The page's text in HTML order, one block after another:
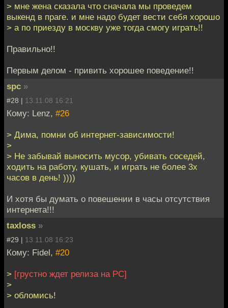
> мне жена сказала что сначала мы проведем
выкенд в праге. и мне надо будет вести себя хорошо
> а по приезду в москву уже тогда смогу играть!!
Правильно!!
Первым делом - привить хорошее поведение!!
spc »
#28 | 13.11.08 16:21
Кому: Lenz, #26
> Дима, помни об интернет-зависимости!
>
> Не забывай выносить мусор, убивать соседей,
ходить на работу, кушать, и играть не более 3х
часов в день! ))))
И хотя бы думать о повешении в часы отсутствия
интернета!!!
taxloss »
#29 | 13.11.08 16:23
Кому: Fidel, #20
> [грустно ждет релиза на PC]
>
> обломись!